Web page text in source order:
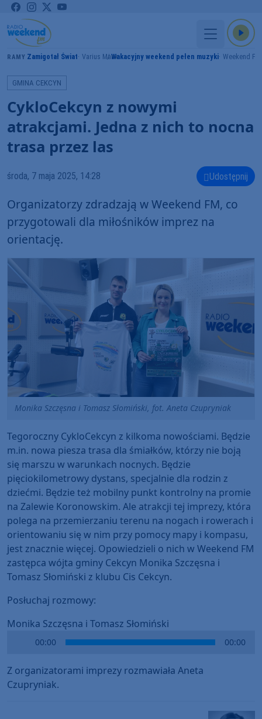
GRAMY Zamigotał Świat Varius ManxWakacyjny weekend pełen muzyki Weekend FM
GMINA CEKCYN
CykloCekcyn z nowymi
atrakcjami. Jedna z nich to nocna
trasa przez las
środa, 7 maja 2025, 14:28 Udostępnij
Organizatorzy zdradzają w Weekend FM, co
przygotowali dla miłośników imprez na
orientację.
Monika Szczęsna i Tomasz Słomiński, fot. Aneta Czupryniak
Tegoroczny CykloCekcyn z kilkoma nowościami. Będzie
m.in. nowa piesza trasa dla śmiałków, którzy nie boją
się marszu w warunkach nocnych. Będzie
pięciokilometrowy dystans, specjalnie dla rodzin z
dziećmi. Będzie też mobilny punkt kontrolny na promie
na Zalewie Koronowskim. Ale atrakcji tej imprezy, która
polega na przemierzaniu terenu na nogach i rowerach i
orientowaniu się w nim przy pomocy mapy i kompasu,
jest znacznie więcej. Opowiedzieli o nich w Weekend FM
zastępca wójta gminy Cekcyn Monika Szczęsna i
Tomasz Słomiński z klubu Cis Cekcyn.
Posłuchaj rozmowy:
Monika Szczęsna i Tomasz Słomiński
00:00 00:00
Z organizatorami imprezy rozmawiała Aneta
Czupryniak.